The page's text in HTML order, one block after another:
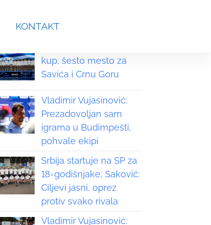
KONTAKT
kup, šesto mesto za
Savića i Crnu Goru
Vladimir Vujasinović:
Prezadovoljan sam
igrama u Budimpešti,
pohvale ekipi
Srbija startuje na SP za
18-godišnjake; Saković:
Ciljevi jasni, oprez
protiv svako rivala
Vladimir Vujasinović: